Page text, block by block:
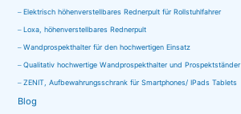
Elektrisch höhenverstellbares Rednerpult für Rollstuhlfahrer
Loxa, höhenverstellbares Rednerpult
Wandprospekthalter für den hochwertigen Einsatz
Qualitativ hochwertige Wandprospekthalter und Prospektständer
ZENIT, Aufbewahrungsschrank für Smartphones/ IPads Tablets
Blog